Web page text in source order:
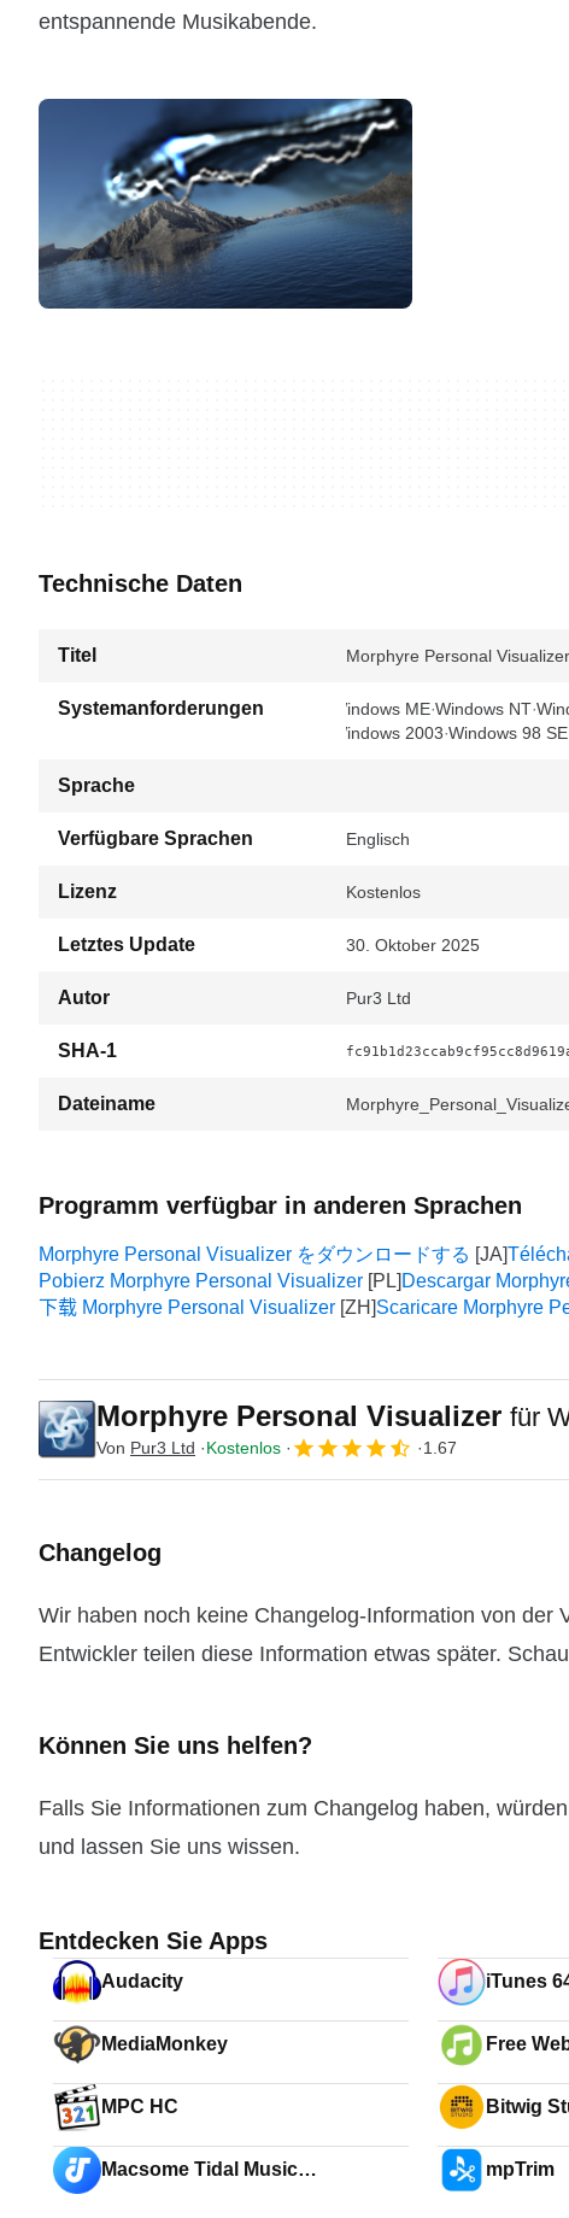
entspannende Musikabende.
Technische Daten
Titel Morphyre Personal
Systemanforderungen Windows ME Windows NT
Windows 2003 Windows 98 SE
Sprache
Verfügbare Sprachen Englisch
Lizenz Kostenlos
Letztes Update 30. Oktober 2025
Autor Pur3 Ltd
SHA-1
Dateiname
Programm verfügbar in anderen Sprachen
Morphyre Personal Visualizer をダウンロードする
Pobierz Morphyre Personal Visualizer
Descargar
下载 Morphyre Personal Visualizer
Scaricare Morphyre
Morphyre Personal Visualizer für
Von Pur3 Ltd Kostenlos 1.67
Changelog
Wir haben noch keine Changelog-Information von der
Entwickler teilen diese Information etwas später.
Können Sie uns helfen?
Falls Sie Informationen zum Changelog haben,
und lassen Sie uns wissen.
Entdecken Sie Apps
Audacity iTunes
MediaMonkey Free
MPC HC Bitwig
Macsome Tidal Music
mpTrim